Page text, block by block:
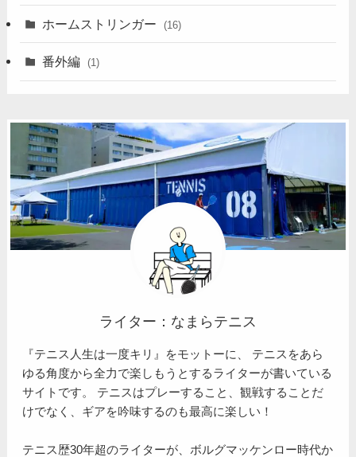
ホームストリンガー (16)
番外編 (1)
ライター：なまらテニス
『テニス人生は一度キリ』をモットーに、 テニスをあら
ゆる角度から全力で楽しもうとするライターが書いている
サイトです。 テニスはプレーすること、観戦することだ
けでなく、ギアを吟味するのも最高に楽しい！
テニス歴30年超のライターが、ボルグマッケンロー時代か